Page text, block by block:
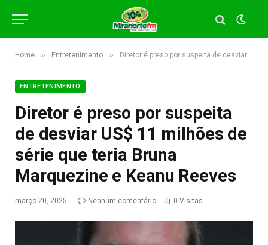
Home » Entretenimento » Diretor é preso por suspeita de desviar US$ 11 milhões de série que teria Bruna Marquezine e Keanu Reeves
ENTRETENIMENTO
Diretor é preso por suspeita
de desviar US$ 11 milhões de
série que teria Bruna
Marquezine e Keanu Reeves
março 20, 2025 Nenhum comentário 0 Visitas